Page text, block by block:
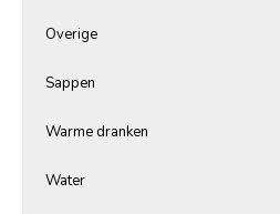
Overige
Sappen
Warme dranken
Water